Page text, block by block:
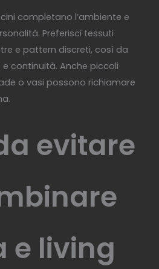
completano l’ambiente e
Preferisci tessuti
e pattern discreti, così da
continuità. Anche piccoli
o vasi possono richiamare
evitare
e living